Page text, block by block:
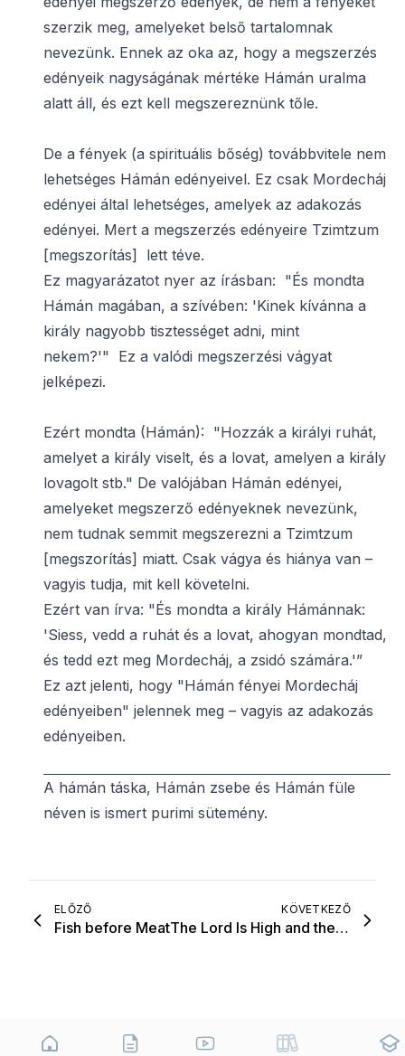
szerzik meg, amelyeket belső tartalomnak
nevezünk. Ennek az oka az, hogy a megszerzés
edényeik nagyságának mértéke Hámán uralma
alatt áll, és ezt kell megszereznünk tőle.
De a fények (a spirituális bőség) továbbvitele nem
lehetséges Hámán edényeivel. Ez csak Mordecháj
edényei által lehetséges, amelyek az adakozás
edényei. Mert a megszerzés edényeire Tzimtzum
[megszorítás] lett téve.
Ez magyarázatot nyer az írásban: "És mondta
Hámán magában, a szívében: 'Kinek kívánna a
király nagyobb tisztességet adni, mint
nekem?'" Ez a valódi megszerzési vágyat
jelképezi.
Ezért mondta (Hámán): "Hozzák a királyi ruhát,
amelyet a király viselt, és a lovat, amelyen a király
lovagolt stb." De valójában Hámán edényei,
amelyeket megszerző edényeknek nevezünk,
nem tudnak semmit megszerezni a Tzimtzum
[megszorítás] miatt. Csak vágya és hiánya van –
vagyis tudja, mit kell követelni.
Ezért van írva: "És mondta a király Hámánnak:
'Siess, vedd a ruhát és a lovat, ahogyan mondtad,
és tedd ezt meg Mordecháj, a zsidó számára.'”
Ez azt jelenti, hogy "Hámán fényei Mordecháj
edényeiben" jelennek meg – vagyis az adakozás
edényeiben.
A hámán táska, Hámán zsebe és Hámán füle
néven is ismert purimi sütemény.
ELŐZŐ
Fish before Meat
KÖVETKEZŐ
The Lord Is High and the Low Will See - 2